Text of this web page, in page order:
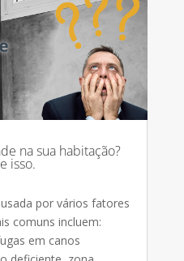
na sua habitação?
isso.
por vários fatores
comuns incluem:
em canos